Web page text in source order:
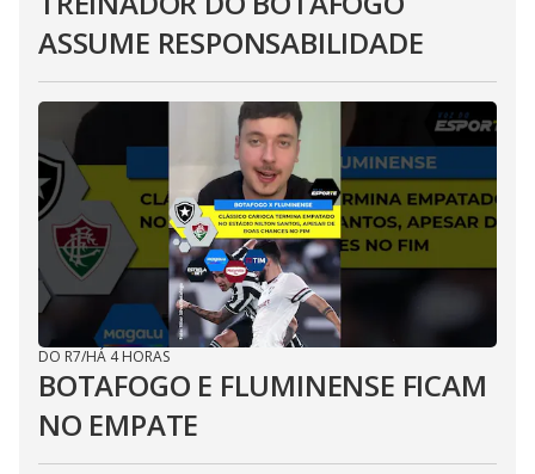
ASSUME RESPONSABILIDADE
DO R7/HÁ 4 HORAS
BOTAFOGO E FLUMINENSE FICAM
NO EMPATE